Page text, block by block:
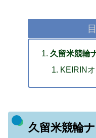
久留米競輪
KEIRIN
久留米競輪